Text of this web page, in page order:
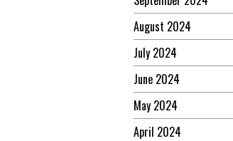
August 2024
July 2024
June 2024
May 2024
April 2024